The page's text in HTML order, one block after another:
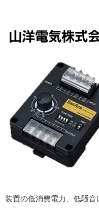
装置の低消費電力、低騒音